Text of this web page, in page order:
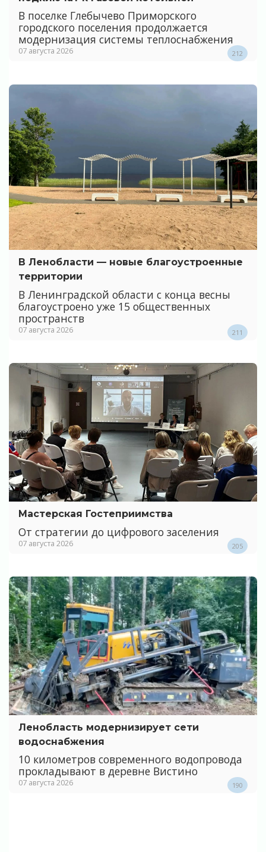
В поселке Глебычево Приморского
городского поселения продолжается
модернизация системы теплоснабжения
07 августа 2026 212
В Ленобласти — новые благоустроенные
территории
В Ленинградской области с конца весны
благоустроено уже 15 общественных
пространств
07 августа 2026 211
Мастерская Гостеприимства
От стратегии до цифрового заселения
07 августа 2026 205
Ленобласть модернизирует сети
водоснабжения
10 километров современного водопровода
прокладывают в деревне Вистино
07 августа 2026 190